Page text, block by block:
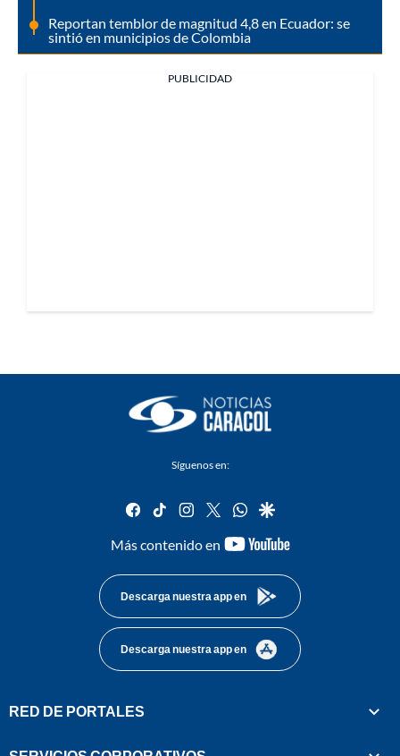
Reportan temblor de magnitud 4,8 en Ecuador: se
sintió en municipios de Colombia
PUBLICIDAD
Síguenos en:
facebook
tiktok instagram
twitterwhatsapp
google
Más contenido en
youtube-
Descarga nuestra app en
Descarga nuestra app en
RED DE PORTALES